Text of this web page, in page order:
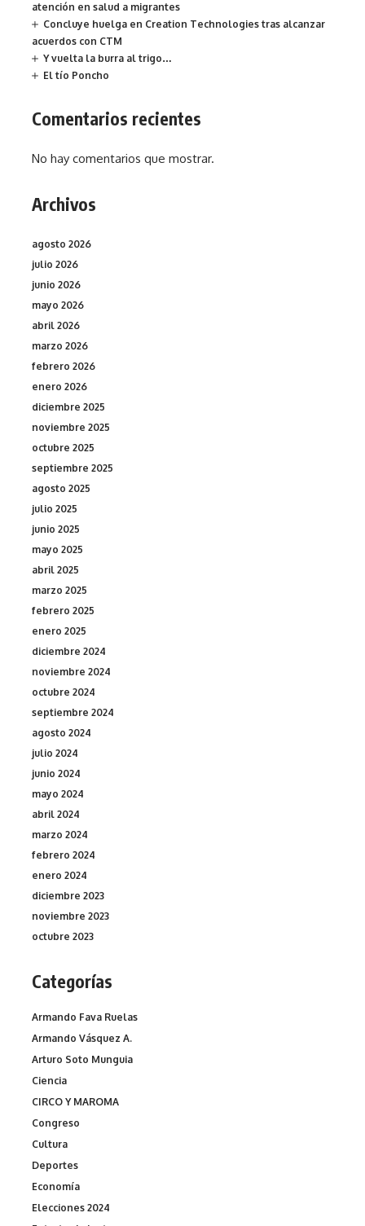
atención en salud a migrantes
Concluye huelga en Creation Technologies tras alcanzar
acuerdos con CTM
Y vuelta la burra al trigo…
El tío Poncho
Comentarios recientes
No hay comentarios que mostrar.
Archivos
agosto 2026
julio 2026
junio 2026
mayo 2026
abril 2026
marzo 2026
febrero 2026
enero 2026
diciembre 2025
noviembre 2025
octubre 2025
septiembre 2025
agosto 2025
julio 2025
junio 2025
mayo 2025
abril 2025
marzo 2025
febrero 2025
enero 2025
diciembre 2024
noviembre 2024
octubre 2024
septiembre 2024
agosto 2024
julio 2024
junio 2024
mayo 2024
abril 2024
marzo 2024
febrero 2024
enero 2024
diciembre 2023
noviembre 2023
octubre 2023
Categorías
Armando Fava Ruelas
Armando Vásquez A.
Arturo Soto Munguia
Ciencia
CIRCO Y MAROMA
Congreso
Cultura
Deportes
Economía
Elecciones 2024